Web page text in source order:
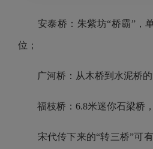
安泰桥：朱紫坊“桥霸”，
位；
广河桥：从木桥到水泥桥的
福枝桥：6.8米迷你石梁桥
宋代传下来的“转三桥”可